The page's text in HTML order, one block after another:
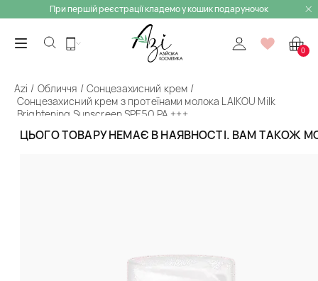
При першій реєстрації кладемо у кошик подаруночок
0
ЦЬОГО ТОВАРУ НЕМАЄ В НАЯВНОСТІ. ВАМ ТАКОЖ
Azi Обличчя
Сонцезахисний крем
Сонцезахисний крем з протеїнами молока LAIKOU Milk
Brightening Sunscreen SPF50 PA +++
Назад